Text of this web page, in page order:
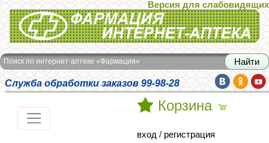
Интернет-аптека Фармация
Версия для слабовидящих
Поиск по интернет-аптеке «Фармация»
Служба обработки заказов 99-98-28
Корзина
вход / регистрация